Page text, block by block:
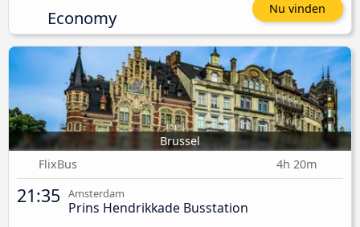
Economy Nu vinden
Brussel
FlixBus
4h 20m
21:35 Amsterdam
Prins Hendrikkade Busstation